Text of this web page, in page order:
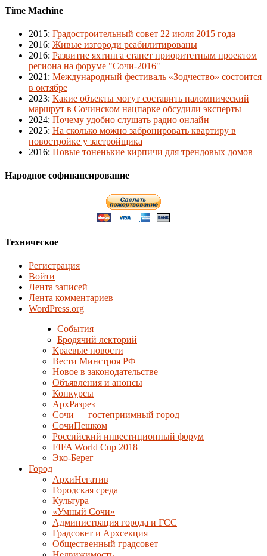
Time Machine
2015: Градостроительный совет 22 июля 2015 года
2016: Живые изгороди реабилитированы
2016: Развитие яхтинга станет приоритетным проектом
региона на форуме "Сочи-2016"
2021 : Международный фестиваль «Зодчество» состоится
в октябре
2023: Какие объекты могут составить паломнический
маршрут в Сочинском нацпарке обсудили эксперты
2024: Почему удобно слушать радио онлайн
2025: На сколько можно забронировать квартиру в
новостройке у застройщика
2016: Новые тоненькие кирпичи для трендовых домов
Народное софинансирование
Техническое
Регистрация
Войти
Лента записей
Лента комментариев
WordPress.org
События
Бродячий лекторий
Краевые новости
Вести Минстроя РФ
Новое в законодательстве
Объявления и анонсы
Конкурсы
АрхРазрез
Сочи — гостеприимный город
СочиПешком
Российский инвестиционный форум
FIFA World Cup 2018
Эко-Берег
Город
АрхиНегатив
Городская среда
Культура
«Умный Сочи»
Администрация города и ГСС
Градсовет и Архсекция
Общественный градсовет